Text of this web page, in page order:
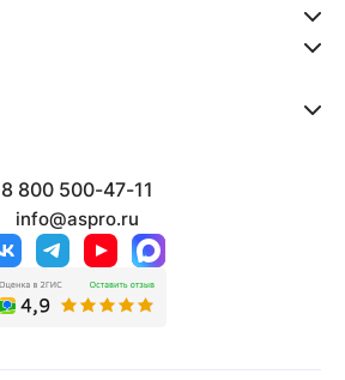
8 800 500-47-11
info@aspro.ru